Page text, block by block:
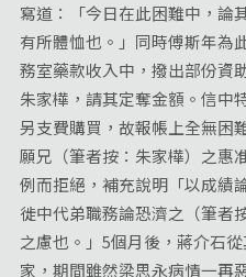
寫道：「今日在此困難中，論
有所體恤也。」同時傅斯年為
務室藥款收入中，撥出部份資
朱家樺，請其定奪金額。信中
另支費購買，故報帳上全無困
願兄（筆者按：朱家樺）之惠
例而拒絕，補充說明「以成績
徙中代弟職務論恐濟之（筆者
之慮也。」5個月後，蔣介石
家，期間雖然梁思永病情一再